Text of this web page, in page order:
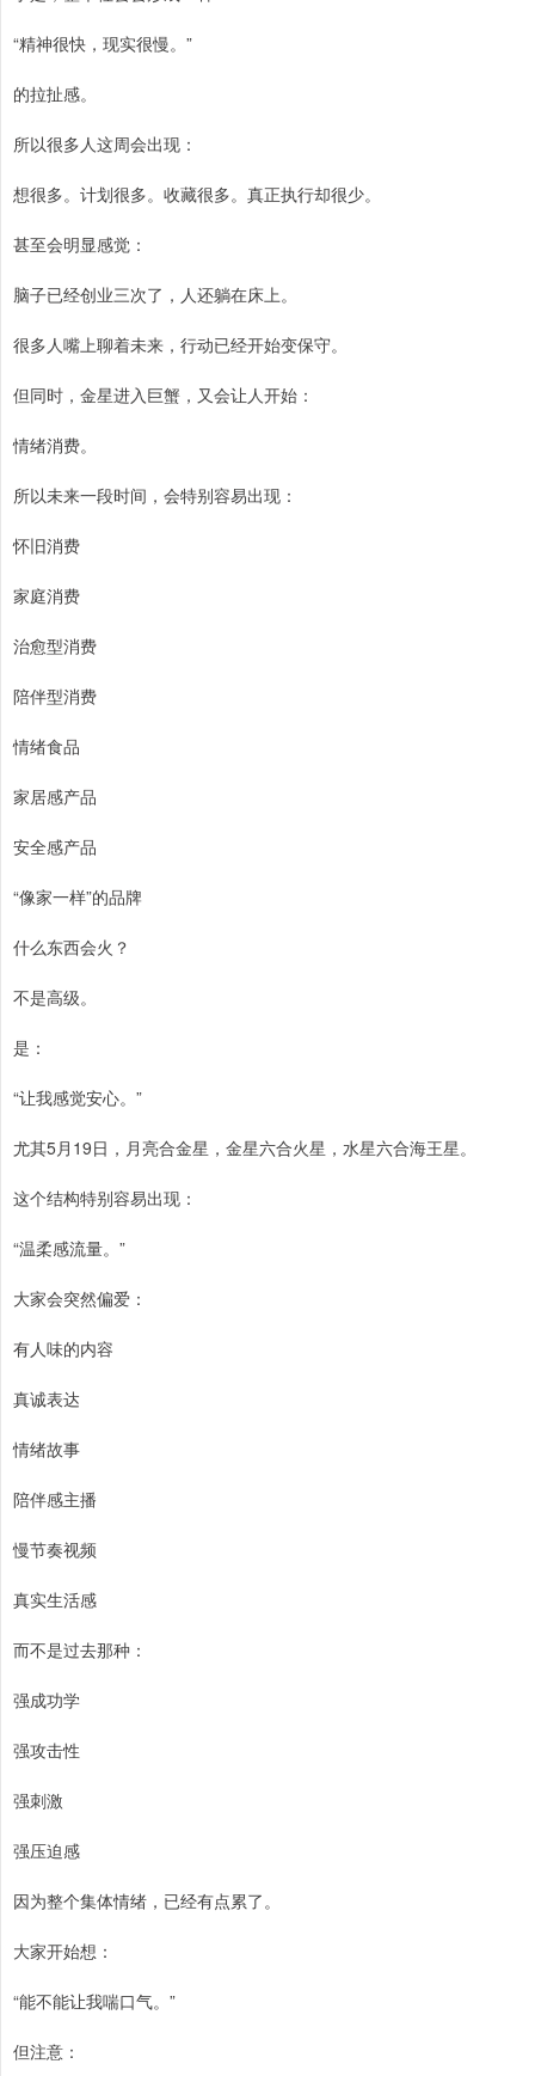
“精神很快，现实很慢。”
的拉扯感。
所以很多人这周会出现：
想很多。计划很多。收藏很多。真正执行却很少。
甚至会明显感觉：
脑子已经创业三次了，人还躺在床上。
很多人嘴上聊着未来，行动已经开始变保守。
但同时，金星进入巨蟹，又会让人开始：
情绪消费。
所以未来一段时间，会特别容易出现：
怀旧消费
家庭消费
治愈型消费
陪伴型消费
情绪食品
家居感产品
安全感产品
“像家一样”的品牌
什么东西会火？
不是高级。
是：
“让我感觉安心。”
尤其5月19日，月亮合金星，金星六合火星，水星六合海王星。
这个结构特别容易出现：
“温柔感流量。”
大家会突然偏爱：
有人味的内容
真诚表达
情绪故事
陪伴感主播
慢节奏视频
真实生活感
而不是过去那种：
强成功学
强攻击性
强刺激
强压迫感
因为整个集体情绪，已经有点累了。
大家开始想：
“能不能让我喘口气。”
但注意：